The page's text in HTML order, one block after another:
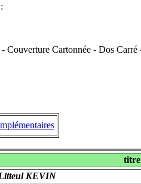
Couverture Cartonnée - Dos
KEVIN